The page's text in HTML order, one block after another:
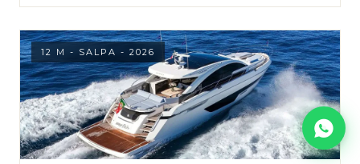
12 M - SALPA - 2026